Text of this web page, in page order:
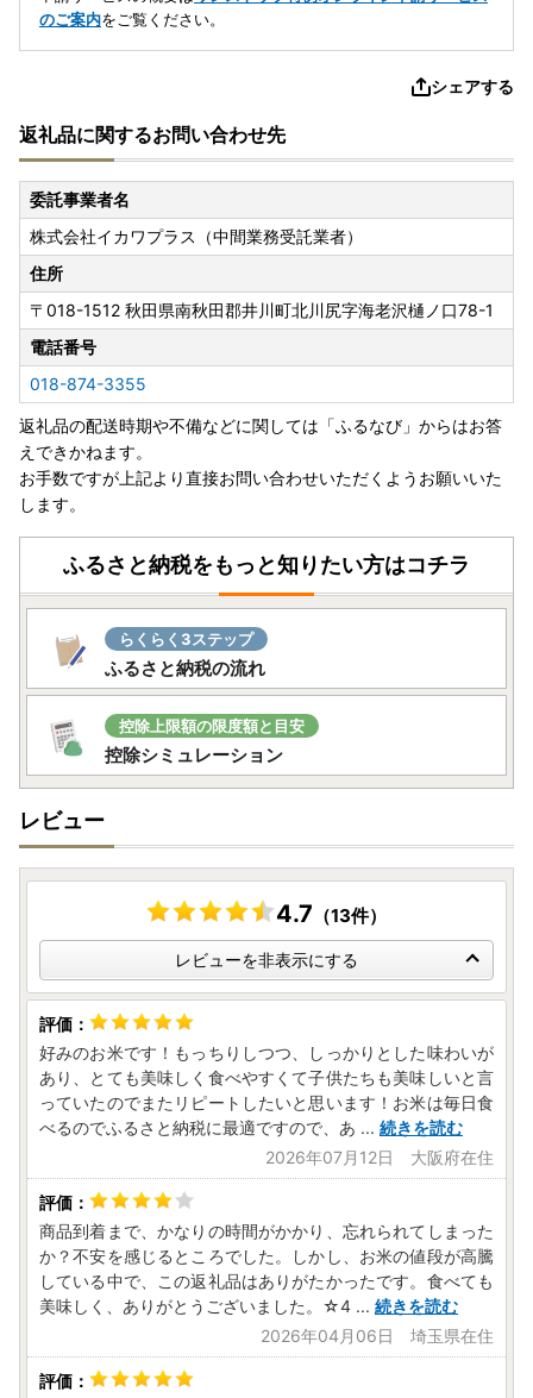
のご案内をご覧ください。
シェアする
返礼品に関するお問い合わせ先
委託事業者名
株式会社イカワプラス（中間業務受託業者）
住所
〒018-1512 秋田県南秋田郡井川町北川尻字海老沢樋ノ口78-1
電話番号
018-874-3355
返礼品の配送時期や不備などに関しては「ふるなび」からはお答
えできかねます。
お手数ですが上記より直接お問い合わせいただくようお願いいた
します。
ふるさと納税をもっと知りたい方はコチラ
らくらく3ステップ
ふるさと納税の流れ
控除上限額の限度額と目安
控除シミュレーション
レビュー
4.7 （13件）
レビューを非表示にする
好みのお米です！もっちりしつつ、しっかりとした味わいが
あり、とても美味しく食べやすくて子供たちも美味しいと言
っていたのでまたリピートしたいと思います！お米は毎日食
べるのでふるさと納税に最適ですので、あ ... 続きを読む
2026年07月12日 大阪府在住
商品到着まで、かなりの時間がかかり、忘れられてしまった
か？不安を感じるところでした。しかし、お米の値段が高騰
している中で、この返礼品はありがたかったです。食べても
美味しく、ありがとうございました。☆4 ... 続きを読む
2026年04月06日 埼玉県在住